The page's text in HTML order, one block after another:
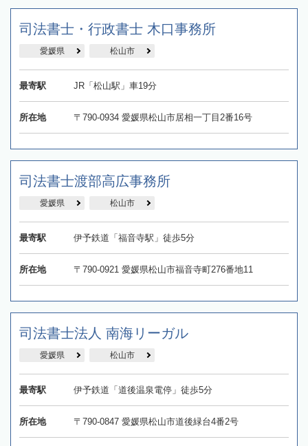
司法書士・行政書士 木口事務所
愛媛県 松山市
最寄駅 JR「松山駅」車19分
所在地 〒790-0934 愛媛県松山市居相一丁目2番16号
司法書士渡部高広事務所
愛媛県 松山市
最寄駅 伊予鉄道「福音寺駅」徒歩5分
所在地 〒790-0921 愛媛県松山市福音寺町276番地11
司法書士法人 南海リーガル
愛媛県 松山市
最寄駅 伊予鉄道「道後温泉電停」徒歩5分
所在地 〒790-0847 愛媛県松山市道後緑台4番2号